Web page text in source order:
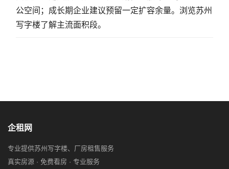
公空间；成长期企业建议预留一定扩容余量。 浏览苏州
写字楼了解主流面积段。
企租网
专业提供苏州写字楼、厂房租售服务
真实房源 · 免费看房 · 专业服务